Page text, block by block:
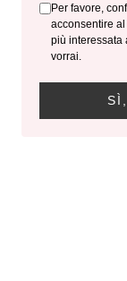
Per favore,
acconsentire
più interessata
vorrai.